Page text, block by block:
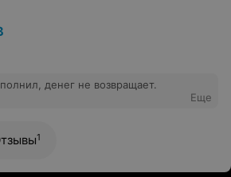
денег не возвращает.
Еще
1